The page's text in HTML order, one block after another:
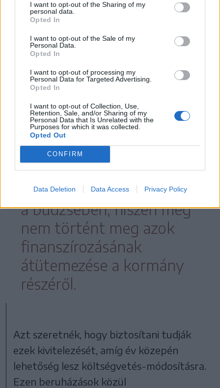
I want to opt-out of the Sharing of my
personal data.
Opted In
I want to opt-out of the Sale of my
Personal Data.
Opted In
I want to opt-out of processing my
Personal Data for Targeted Advertising.
Opted In
I want to opt-out of Collection, Use,
Retention, Sale, and/or Sharing of my
Personal Data that Is Unrelated with the
Purposes for which it was collected.
Opted Out
CONFIRM
Data Deletion Data Access Privacy Policy
finanszírozású megvalósításokra
fordítanák.
Arról is beszélt, hogy az előző európai
uniós ciklusban
a Regionális Operatív
Programban (POR)
támogatást nyert
projektek esetében nem
tudnak egész évre tervezni
a büdzsében, hiszen még
nem történt meg azok
finanszírozásának
átütemezése a kormány
részéről.
Azt szeretnék, hogy biztosítani tudják
ezek kivitelezését, amíg év közepén
lehetőség lesz költségvetés-módosításra.
Ezen beruházások közül